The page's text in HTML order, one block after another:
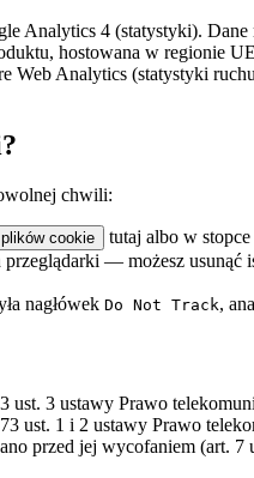
Analytics 4 (statystyki). Dane
hostowana w regionie
Web Analytics (statystyki
chwili:
cookie
tutaj albo w
przeglądarki — możesz
nagłówek Do Not Track,
ust. 3 ustawy Prawo
ust. 1 i 2 ustawy Prawo
przed jej wycofaniem (art. 7